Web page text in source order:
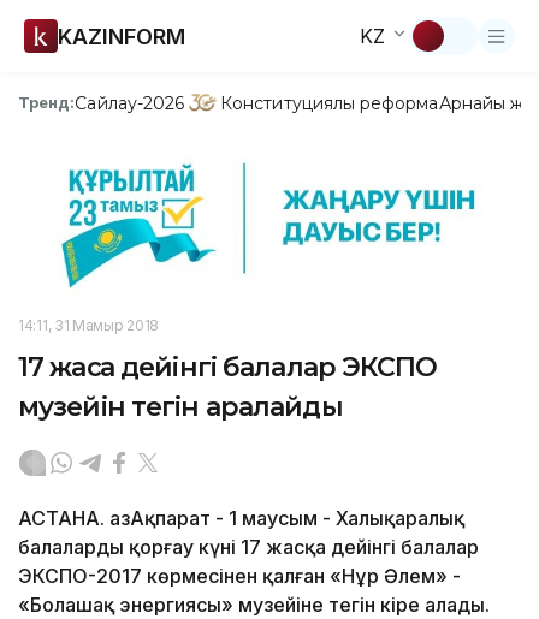
KAZINFORM KZ
Тренд:Сайлау-2026 Конституциялық реформаАрнайы
14:11, 31 Мамыр 2018
17 жасқа дейінгі балалар ЭКСПО
музейін тегін аралайды
АСТАНА. ҚазАқпарат - 1 маусым - Халықаралық
балаларды қорғау күні 17 жасқа дейінгі балалар
ЭКСПО-2017 көрмесінен қалған «Нұр Әлем» -
«Болашақ энергиясы» музейіне тегін кіре алады.